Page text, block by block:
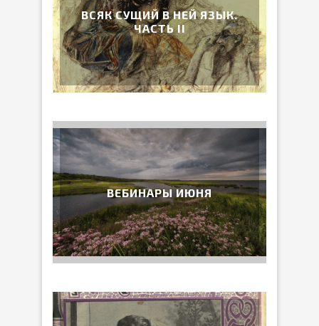
ВСЯК СУЩИЙ В НЕЙ ЯЗЫК.
ЧАСТЬ II
ВЕБИНАРЫ ИЮНЯ